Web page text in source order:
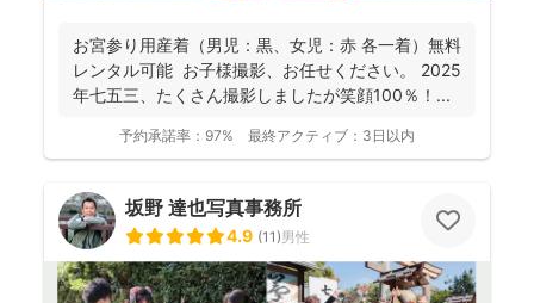
お宮参り用産着（男児：黒、女児：赤 各一着）無料
レンタル可能 お子様撮影、お任せください。 2025
年七五三、たくさん撮影しましたが笑顔100％！...
予約承諾率： 97% 最終アクティブ： 3日以内
坂野 達也写真事務所
4.9 (11)男性